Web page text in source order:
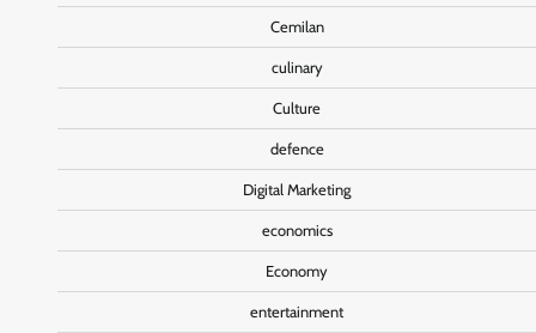
Cemilan
culinary
Culture
defence
Digital Marketing
economics
Economy
entertainment